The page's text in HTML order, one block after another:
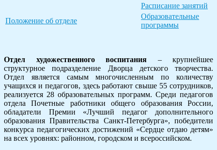
Расписание занятий
Положение об отделе
Образовательные
программы
Отдел художественного воспитания – крупнейшее
структурное подразделение Дворца детского творчества.
Отдел является самым многочисленным по количеству
учащихся и педагогов, здесь работают свыше 55 сотрудников,
реализуется 28 образовательных программ. Среди педагогов
отдела Почетные работники общего образования России,
обладатели Премии «Лучший педагог дополнительного
образования Правительства Санкт-Петербурга», победители
конкурса педагогических достижений «Сердце отдаю детям»
на всех уровнях: районном, городском и всероссийском.